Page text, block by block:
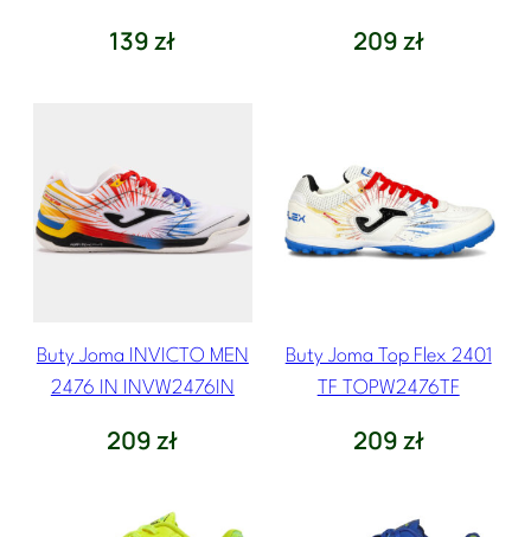
139zł 209zł
Buty Joma INVICTO MEN
2476 IN INVW2476IN
209zł
Buty Joma Top Flex 2401
TF TOPW2476TF
209zł